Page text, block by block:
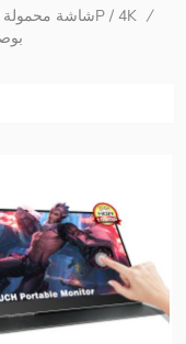
شاشة محمولة تعمل باللمس 1080P / 4K /